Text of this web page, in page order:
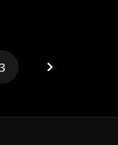
งคุกที่เขาเป็นเจ้าของ
ายุ หิริปุญโญ หัวหน้า
ลับของมิราถูกเปิดโปง
วมทั้งครอบครัวขี้อิจฉา
3